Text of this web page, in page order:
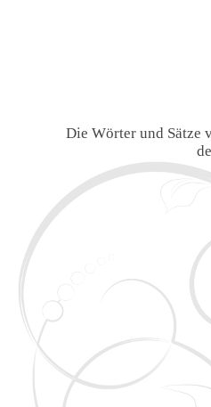
Die Wörter und Sätze